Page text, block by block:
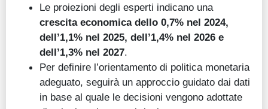
Le proiezioni degli esperti indicano una
crescita economica dello 0,7% nel 2024,
dell’1,1% nel 2025, dell’1,4% nel 2026 e
dell’1,3% nel 2027.
Per definire l’orientamento di politica monetaria
adeguato, seguirà un approccio guidato dai dati
in base al quale le decisioni vengono adottate